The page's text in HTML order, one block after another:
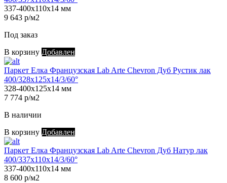
337-400х110х14 мм
9 643 р/м2
Под заказ
В корзину Добавлен
Паркет Елка Французская Lab Arte Chevron Дуб Рустик лак
400/328х125х14/3/60°
328-400х125х14 мм
7 774 р/м2
В наличии
В корзину Добавлен
Паркет Елка Французская Lab Arte Chevron Дуб Натур лак
400/337х110х14/3/60°
337-400х110х14 мм
8 600 р/м2